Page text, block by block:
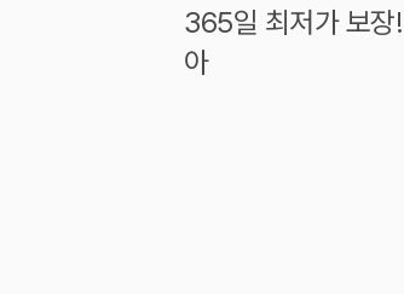
365일 최저가 보장!
아